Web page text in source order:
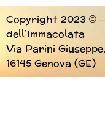
Copyright 2023 ©
dell’Immacolata
Via Parini
16145 Genova (GE)